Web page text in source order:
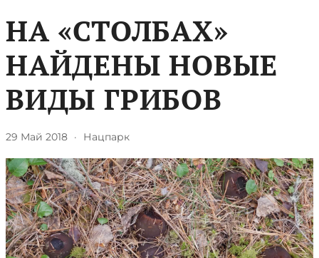
НА ​«СТОЛБАХ»
НАЙДЕНЫ НОВЫЕ
ВИДЫ ГРИБОВ
29 Май 2018 · Нацпарк